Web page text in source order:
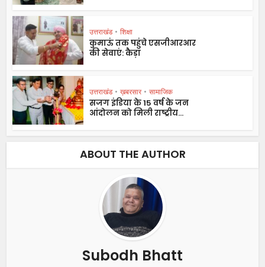
उत्तराखंड • शिक्षा
कुमाऊं तक पहुंचे एसजीआरआर
की सेवाएं: कैड़ा
उत्तराखंड • ख़बरसार • सामाजिक
सजग इंडिया के 15 वर्ष के जन
आंदोलन को मिली राष्ट्रीय...
ABOUT THE AUTHOR
Subodh Bhatt